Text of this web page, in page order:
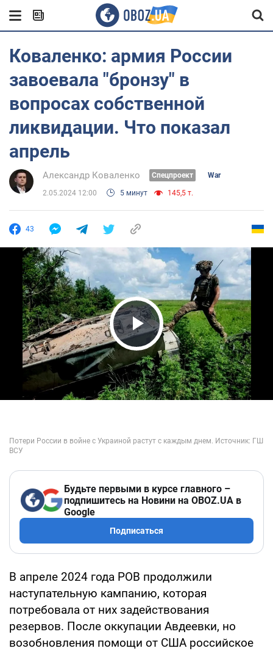
Коваленко: армия России
завоевала "бронзу" в
вопросах собственной
ликвидации. Что показал
апрель
Александр Коваленко Спецпроект War
2.05.2024 12:00 5 минут 145,5 т.
43
Play Video
Будьте первыми в курсе главного –
подпишитесь на Новини на OBOZ.UA в
Google
Подписаться
В апреле 2024 года РОВ продолжили
наступательную кампанию, которая
потребовала от них задействования
резервов. После оккупации Авдеевки, но
возобновления помощи от США российское